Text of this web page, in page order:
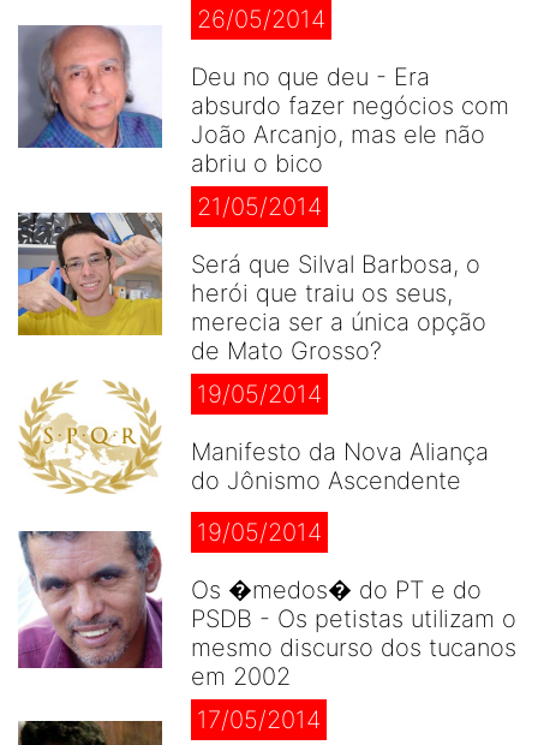
26/05/2014
Deu no que deu - Era
absurdo fazer negócios com
João Arcanjo, mas ele não
abriu o bico
21/05/2014
Será que Silval Barbosa, o
herói que traiu os seus,
merecia ser a única opção
de Mato Grosso?
19/05/2014
Manifesto da Nova Aliança
do Jônismo Ascendente
19/05/2014
Os �medos� do PT e do
PSDB - Os petistas utilizam o
mesmo discurso dos tucanos
em 2002
17/05/2014